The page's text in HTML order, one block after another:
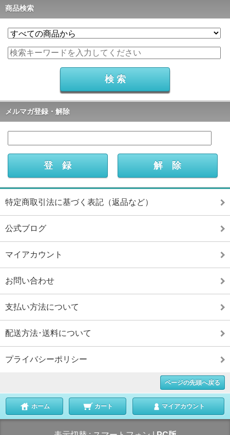
商品検索
メルマガ登録・解除
特定商取引法に基づく表記（返品など）
公式ブログ
マイアカウント
お問い合わせ
支払い方法について
配送方法･送料について
プライバシーポリシー
ページの先頭へ戻る
ホーム カート マイアカウント